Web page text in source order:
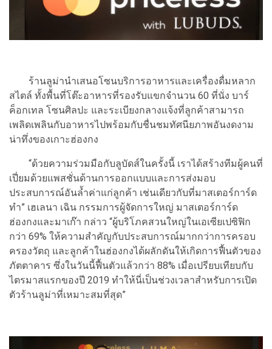
ร้านลูม่านำเสนอโซนบริการอาหารและเครื่องดื่มหลาก
สไตล์ ทั้งพื้นที่โต๊ะอาหารที่รองรับแขกจำนวน 60 ที่นั่ง บาร์
ค็อกเทล โซนศิลปะ และระเบียงกลางแจ้งที่ลูกค้าสามารถ
เพลิดเพลินกับอาหารไปพร้อมกับชื่นชมทัศนียภาพอันงดงาม
น่าทึ่งของเกาะฮ่องกง
“ด้วยความร่วมมือกับลูบัดส์ในครั้งนี้ เราได้สร้างทีมผู้คนที่
เปี่ยมด้วยแพสชั่นด้านการออกแบบและการส่งมอบ
ประสบการณ์อันล้ำค่าแก่ลูกค้า เช่นเดียวกับที่มาสเตอร์การ์ด
ทำ” เฮเลนา เฉิน กรรมการผู้จัดการใหญ่ มาสเตอร์การ์ด
ฮ่องกงและมาเก๊า กล่าว “ผู้บริโภคสวนใหญ่ในเอเซียเปซิฟิก
กว่า 69% ให้ความสำคัญกับประสบการณ์มากกว่าการครอบ
ครองวัตถุ และลูกค้าในฮ่องกงได้ผลักดันให้เกิดการฟื้นตัวของ
ภัตตาคาร ซึ่งในวันนี้ฟื้นตัวแล้วกว่า 88% เมื่อเปรียบเทียบกับ
ไตรมาสแรกของปี 2019 ทำให้นี่เป็นช่วงเวลาสำหรับการเปิด
ตัวร้านลูม่าที่เหมาะสมที่สุด”